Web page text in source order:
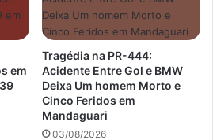
em
Tragédia na PR-444:
Acidente Entre Gol e BMW
Deixa Um homem Morto e
Cinco Feridos em
Mandaguari
03/08/2026